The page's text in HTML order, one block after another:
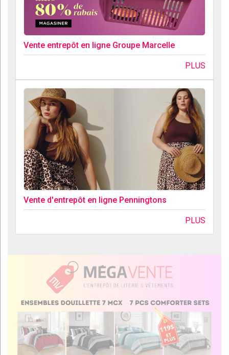
Vente entrepôt en ligne Groupe Marcelle
PLUS
Vente d'entrepôt en ligne Penningtons
PLUS